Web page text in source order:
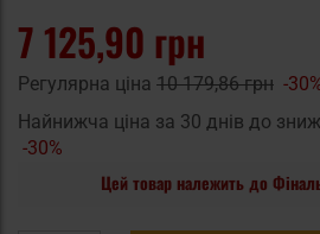
7 125,90 грн
Регулярна ціна 10 179,86 грн -
Найнижча ціна за 30 днів до
-30%
Цей товар належить до